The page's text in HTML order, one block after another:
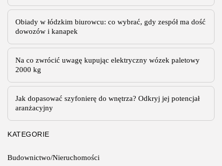
Obiady w łódzkim biurowcu: co wybrać, gdy zespół ma dość
dowozów i kanapek
Na co zwrócić uwagę kupując elektryczny wózek paletowy
2000 kg
Jak dopasować szyfonierę do wnętrza? Odkryj jej potencjał
aranżacyjny
KATEGORIE
Budownictwo/Nieruchomości